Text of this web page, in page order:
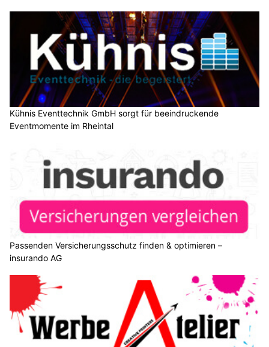
Kühnis Eventtechnik GmbH sorgt für beeindruckende
Eventmomente im Rheintal
Passenden Versicherungsschutz finden & optimieren –
insurando AG